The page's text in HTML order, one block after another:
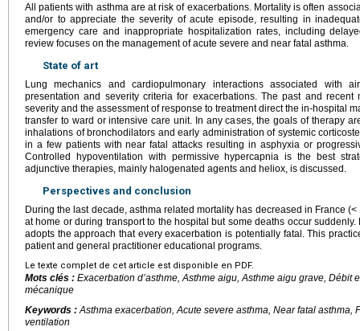
All patients with asthma are at risk of exacerbations. Mortality is often
and/or to appreciate the severity of acute episode, resulting in
emergency care and inappropriate hospitalization rates, including
review focuses on the management of acute severe and near fatal asthma.
State of art
Lung mechanics and cardiopulmonary interactions associated with
presentation and severity criteria for exacerbations. The past and
severity and the assessment of response to treatment direct the in-hospital
transfer to ward or intensive care unit. In any cases, the goals of therapy
inhalations of bronchodilators and early administration of systemic
in a few patients with near fatal attacks resulting in asphyxia or
Controlled hypoventilation with permissive hypercapnia is the best
adjunctive therapies, mainly halogenated agents and heliox, is discussed.
Perspectives and conclusion
During the last decade, asthma related mortality has decreased in France (<
at home or during transport to the hospital but some deaths occur
adopts the approach that every exacerbation is potentially fatal. This
patient and general practitioner educational programs.
Le texte complet de cet article est disponible en PDF.
Mots clés : Exacerbation d’asthme, Asthme aigu, Asthme aigu grave, Débit
mécanique
Keywords : Asthma exacerbation, Acute severe asthma, Near fatal asthma,
ventilation